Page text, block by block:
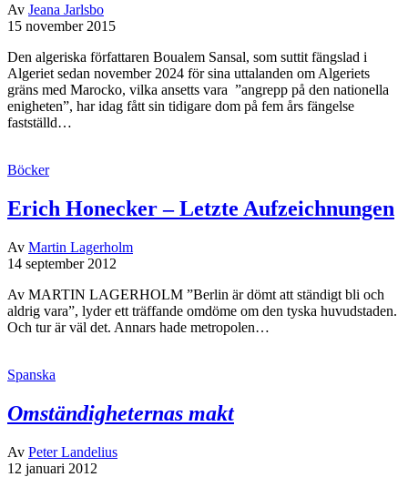
Av Jeana Jarlsbo
15 november 2015
Den algeriska författaren Boualem Sansal, som suttit fängslad i
Algeriet sedan november 2024 för sina uttalanden om Algeriets
gräns med Marocko, vilka ansetts vara ”angrepp på den nationella
enigheten”, har idag fått sin tidigare dom på fem års fängelse
fastställd…
Böcker
Erich Honecker – Letzte Aufzeichnungen
Av Martin Lagerholm
14 september 2012
Av MARTIN LAGERHOLM ”Berlin är dömt att ständigt bli och
aldrig vara”, lyder ett träffande omdöme om den tyska huvudstaden.
Och tur är väl det. Annars hade metropolen…
Spanska
Omständigheternas makt
Av Peter Landelius
12 januari 2012